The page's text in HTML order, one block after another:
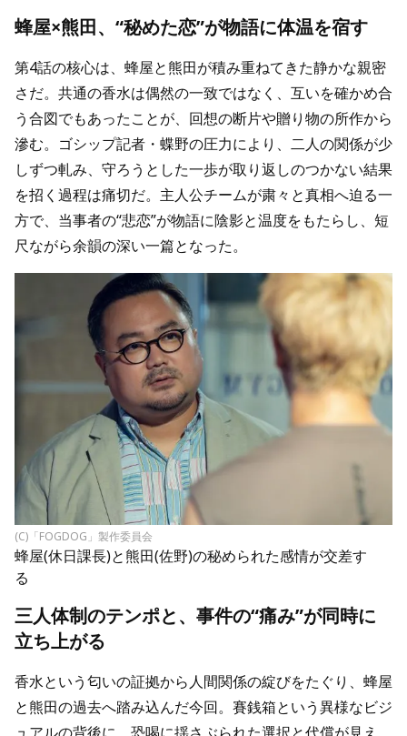
蜂屋×熊田、“秘めた恋”が物語に体温を宿す
第4話の核心は、蜂屋と熊田が積み重ねてきた静かな親密
さだ。共通の香水は偶然の一致ではなく、互いを確かめ合
う合図でもあったことが、回想の断片や贈り物の所作から
滲む。ゴシップ記者・蝶野の圧力により、二人の関係が少
しずつ軋み、守ろうとした一歩が取り返しのつかない結果
を招く過程は痛切だ。主人公チームが粛々と真相へ迫る一
方で、当事者の“悲恋”が物語に陰影と温度をもたらし、短
尺ながら余韻の深い一篇となった。
(C)「FOGDOG」製作委員会
蜂屋(休日課長)と熊田(佐野)の秘められた感情が交差す
る
三人体制のテンポと、事件の“痛み”が同時に
立ち上がる
香水という匂いの証拠から人間関係の綻びをたぐり、蜂屋
と熊田の過去へ踏み込んだ今回。賽銭箱という異様なビジ